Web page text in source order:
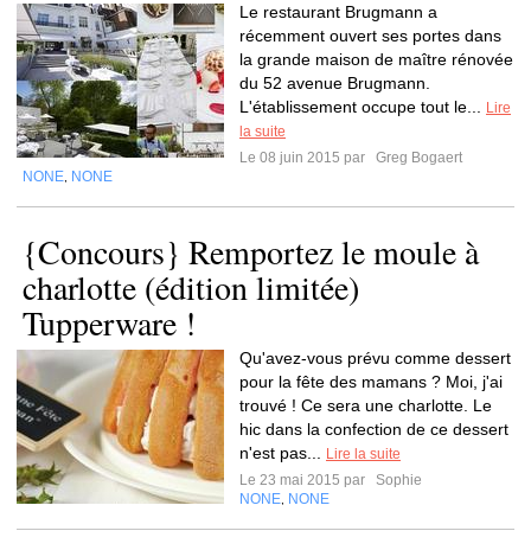
Le restaurant Brugmann a
récemment ouvert ses portes dans
la grande maison de maître rénovée
du 52 avenue Brugmann.
L'établissement occupe tout le...
Lire
la suite
Le 08 juin 2015 par
Greg Bogaert
NONE NONE
{Concours} Remportez le moule à
charlotte (édition limitée)
Tupperware !
Qu'avez-vous prévu comme dessert
pour la fête des mamans ? Moi, j'ai
trouvé ! Ce sera une charlotte. Le
hic dans la confection de ce dessert
n'est pas...
Lire la suite
Le 23 mai 2015 par
Sophie
NONE NONE